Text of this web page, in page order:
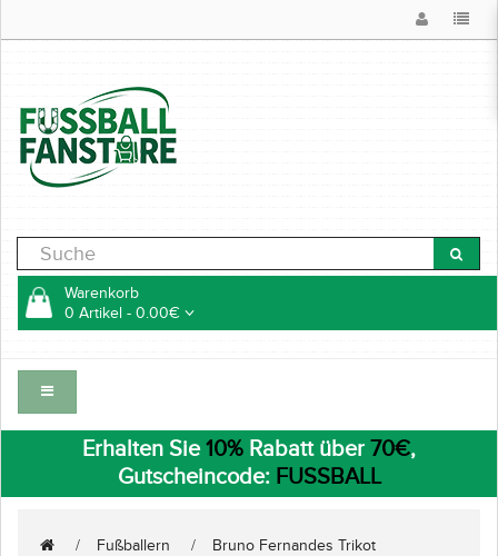
Warenkorb
0 Artikel - 0.00€
Erhalten Sie10% Rabatt über 70€,
Gutscheincode: FUSSBALL
Fußballern
Bruno Fernandes Trikot